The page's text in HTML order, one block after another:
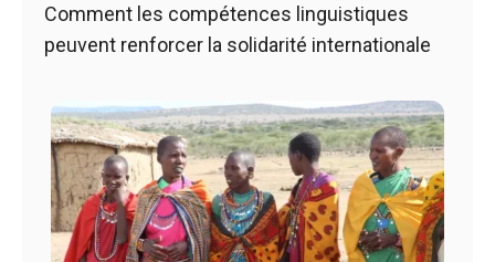
Comment les compétences linguistiques
peuvent renforcer la solidarité internationale